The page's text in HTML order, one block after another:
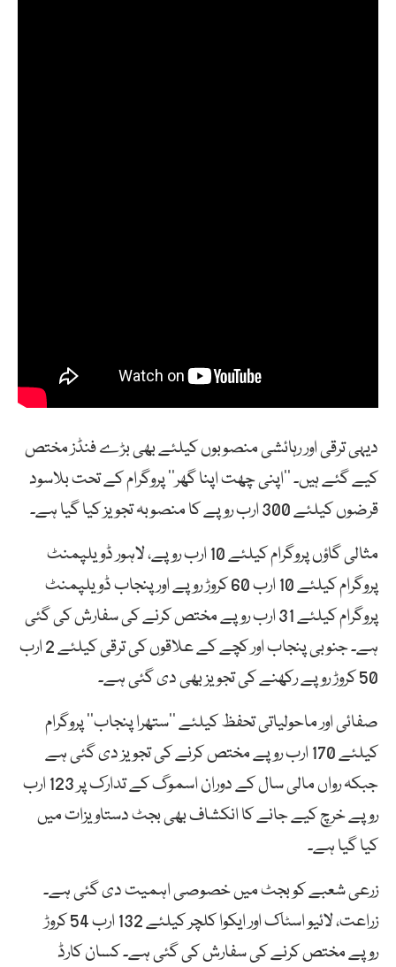
دیہی ترقی اور رہائشی منصوبوں کیلئے بھی بڑے فنڈز مختص
کیے گئے ہیں۔ ’’اپنی چھت اپنا گھر‘‘ پروگرام کے تحت بلاسود
قرضوں کیلئے 300 ارب روپے کا منصوبہ تجویز کیا گیا ہے۔
مثالی گاؤں پروگرام کیلئے 10 ارب روپے، لاہور ڈویلپمنٹ
پروگرام کیلئے 10 ارب 60 کروڑ روپے اور پنجاب ڈویلپمنٹ
پروگرام کیلئے 31 ارب روپے مختص کرنے کی سفارش کی گئی
ہے۔ جنوبی پنجاب اور کچے کے علاقوں کی ترقی کیلئے 2 ارب
50 کروڑ روپے رکھنے کی تجویز بھی دی گئی ہے۔
صفائی اور ماحولیاتی تحفظ کیلئے ’’ستھرا پنجاب‘‘ پروگرام
کیلئے 170 ارب روپے مختص کرنے کی تجویز دی گئی ہے
جبکہ رواں مالی سال کے دوران اسموگ کے تدارک پر 123 ارب
روپے خرچ کیے جانے کا انکشاف بھی بجٹ دستاویزات میں
کیا گیا ہے۔
زرعی شعبے کو بجٹ میں خصوصی اہمیت دی گئی ہے۔
زراعت، لائیو اسٹاک اور ایکوا کلچر کیلئے 132 ارب 54 کروڑ
روپے مختص کرنے کی سفارش کی گئی ہے۔ کسان کارڈ